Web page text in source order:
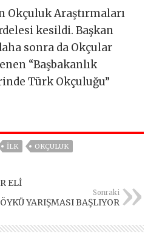
Okçuluk Araştırmaları
kesildi. Başkan
sonra da Okçular
“Başbakanlık
Türk Okçuluğu”
ILK OKÇULUK
ELİ
Sonraki
ÖYKÜ YARIŞMASI BAŞLIYOR